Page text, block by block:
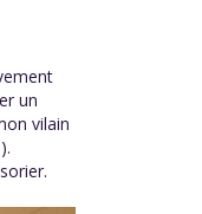
un
vilain